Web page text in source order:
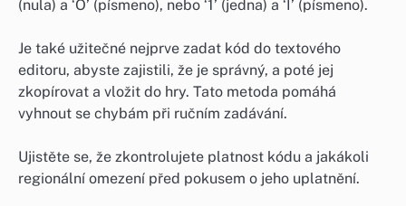
(nula) a ‘O’ (písmeno), nebo ‘1’ (jedna) a ‘I’ (písmeno).
Je také užitečné nejprve zadat kód do textového
editoru, abyste zajistili, že je správný, a poté jej
zkopírovat a vložit do hry. Tato metoda pomáhá
vyhnout se chybám při ručním zadávání.
Ujistěte se, že zkontrolujete platnost kódu a jakákoli
regionální omezení před pokusem o jeho uplatnění.